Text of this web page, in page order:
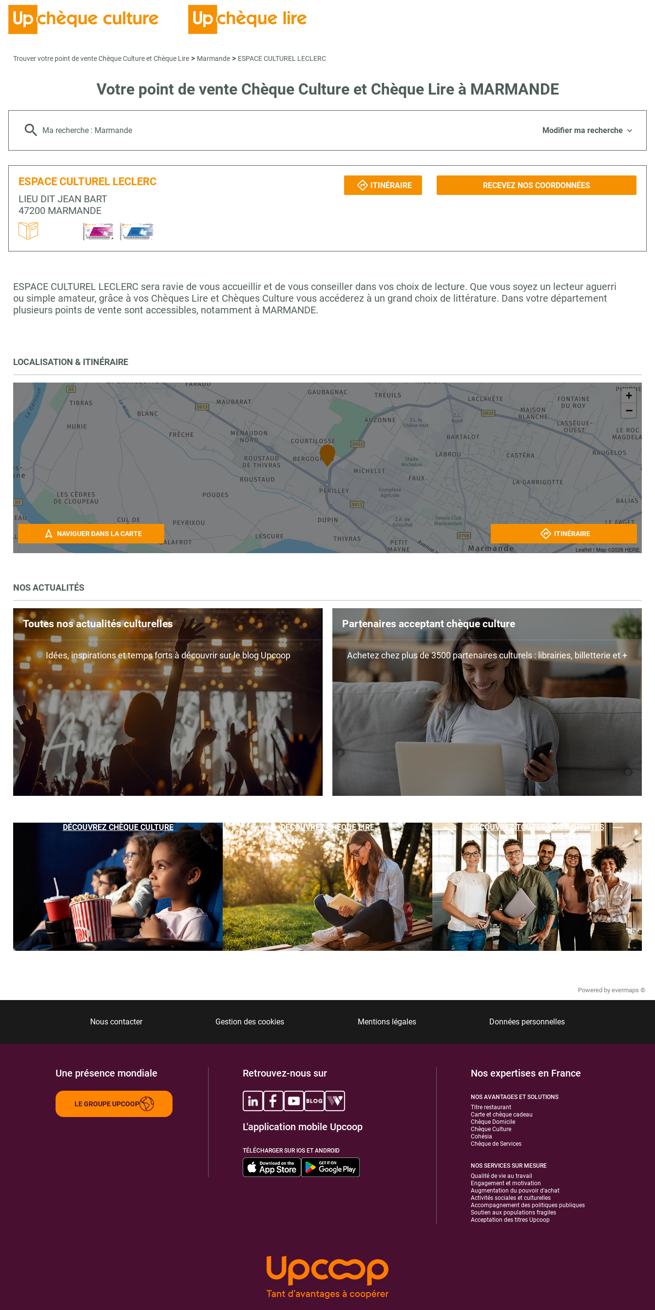
Trouver votre point de vente Chèque Culture et Chèque Lire > Marmande > ESPACE CULTUREL LECLERC
Votre point de vente Chèque Culture et Chèque Lire à MARMANDE
Ma recherche : Marmande Modifier ma recherche
ESPACE CULTUREL LECLERC
LIEU DIT JEAN BART
47200 MARMANDE
ITINÉRAIRE RECEVEZ NOS COORDONNÉES
ESPACE CULTUREL LECLERC sera ravie de vous accueillir et de vous conseiller dans vos choix de lecture. Que vous soyez un lecteur aguerri
ou simple amateur, grâce à vos Chèques Lire et Chèques Culture vous accéderez à un grand choix de littérature. Dans votre département
plusieurs points de vente sont accessibles, notamment à MARMANDE.
LOCALISATION & ITINÉRAIRE
+
−
Leaflet | Map ©2026 HERE
NAVIGUER DANS LA CARTE ITINÉRAIRE
NOS ACTUALITÉS
Toutes nos actualités culturelles
Idées, inspirations et temps forts à découvrir sur le blog Upcoop
Partenaires acceptant chèque culture
Achetez chez plus de 3500 partenaires culturels : librairies, billetterie et +
DÉCOUVREZ CHÈQUE CULTURE DÉCOUVREZ CHÈQUE LIRE DÉCOUVREZ TOUTES NOS ACTIVITÉS
Powered by evermaps ©
Nous contacter Gestion des cookies Mentions légales Données personnelles
Une présence mondiale
LE GROUPE UPCOOP
Retrouvez-nous sur
L'application mobile Upcoop
TÉLÉCHARGER SUR IOS ET ANDROID
Nos expertises en France
NOS AVANTAGES ET SOLUTIONS
Titre restaurant
Carte et chèque cadeau
Chèque Domicile
Chèque Culture
Cohésia
Chèque de Services
NOS SERVICES SUR MESURE
Qualité de vie au travail
Engagement et motivation
Augmentation du pouvoir d'achat
Activités sociales et culturelles
Accompagnement des politiques publiques
Soutien aux populations fragiles
Acceptation des titres Upcoop